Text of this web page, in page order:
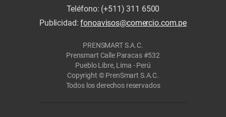
Teléfono: (+511) 311 6500
Publicidad:fonoavisos@comercio.com.pe
PRENSMART S.A.C.
Prensmart Calle Paracas #532
Pueblo Libre, Lima - Perú
Copyright © PrenSmart S.A.C.
Todos los derechos reservados